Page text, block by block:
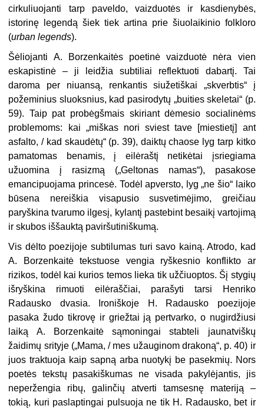
cirkuliuojanti tarp paveldo, vaizduotės ir kasdienybės,
istorinę legendą šiek tiek artina prie šiuolaikinio folkloro
(urban legends).
Šėliojanti A. Borzenkaitės poetinė vaizduotė nėra vien
eskapistinė – ji leidžia subtiliai reflektuoti dabartį. Tai
daroma per niuansą, renkantis siužetiškai „skverbtis“ į
požeminius sluoksnius, kad pasirodytų „buities skeletai“ (p.
59). Taip pat probėgšmais skiriant dėmesio socialinėms
problemoms: kai „miškas nori sviest tave [miestietį] ant
asfalto, / kad skaudėtų“ (p. 39), daiktų chaose lyg tarp kitko
pamatomas benamis, į eilėraštį netikėtai įsriegiama
užuomina į rasizmą („Geltonas namas“), pasakose
emancipuojama princesė. Todėl apversto, lyg „ne šio“ laiko
būsena nereiškia visapusio susvetimėjimo, greičiau
paryškina tvarumo ilgesį, kylantį pastebint besaikį vartojimą
ir skubos iššauktą paviršutiniškumą.
Vis dėlto poezijoje subtilumas turi savo kainą. Atrodo, kad
A. Borzenkaitė tekstuose vengia ryškesnio konflikto ar
rizikos, todėl kai kurios temos lieka tik užčiuoptos. Šį stygių
išryškina rimuoti eilėraščiai, parašyti tarsi Henriko
Radausko dvasia. Ironiškoje H. Radausko poezijoje
pasaka žudo tikrovę ir griežtai ją pertvarko, o nugirdžiusi
laiką A. Borzenkaitė sąmoningai stabteli jaunatviškų
žaidimų srityje („Mama, / mes užauginom drakoną“, p. 40) ir
juos traktuoja kaip sapną arba nuotykį be pasekmių. Nors
poetės tekstų pasakiškumas ne visada pakylėjantis, jis
neperžengia ribų, galinčių atverti tamsesnę materiją –
tokią, kuri paslaptingai pulsuoja ne tik H. Radausko, bet ir